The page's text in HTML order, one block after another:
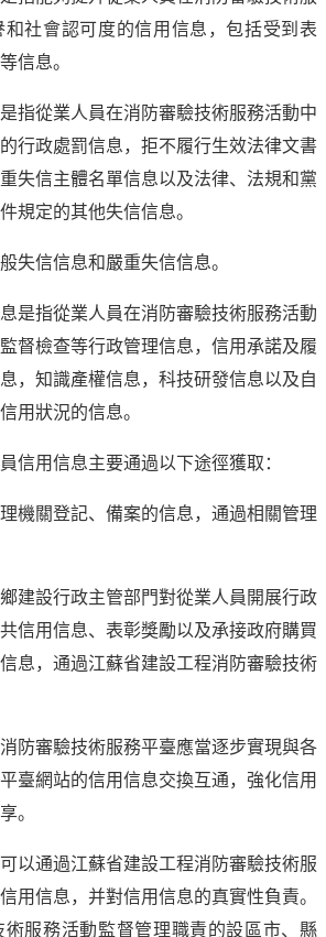
社會認可度的信用信息，包括受到表
信息。
指從業人員在消防審驗技術服務活動中
行政處罰信息，拒不履行生效法律文書
失信主體名單信息以及法律、法規和黨
規定的其他失信信息。
失信信息和嚴重失信信息。
是指從業人員在消防審驗技術服務活動
督檢查等行政管理信息，信用承諾及履
，知識產權信息，科技研發信息以及自
用狀況的信息。
信用信息主要通過以下途徑獲取：
理機關登記、備案的信息，通過相關管理
鄉建設行政主管部門對從業人員開展行政
信用信息、表彰獎勵以及承接政府購買
息，通過江蘇省建設工程消防審驗技術
防審驗技術服務平臺應當逐步實現與各
臺網站的信用信息交換互通，強化信用
。
可以通過江蘇省建設工程消防審驗技術服
用信息，并對信用信息的真實性負責。
術服務活動監督管理職責的設區市、縣